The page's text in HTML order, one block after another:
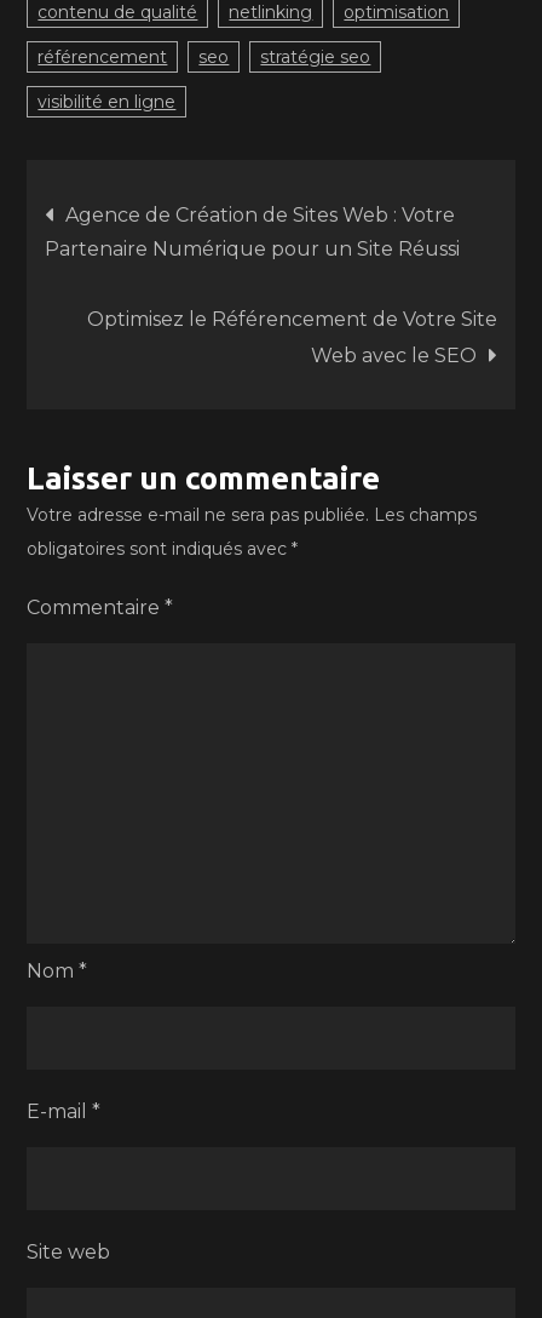
contenu de qualité netlinking optimisation
référencement seo stratégie seo
visibilité en ligne
Navigation
de
l’article
Agence de Création de Sites Web : Votre
Partenaire Numérique pour un Site Réussi
Optimisez le Référencement de Votre Site
Web avec le SEO
Laisser un commentaire
Votre adresse e-mail ne sera pas publiée. Les champs
obligatoires sont indiqués avec*
Commentaire*
Nom*
E-mail*
Site web